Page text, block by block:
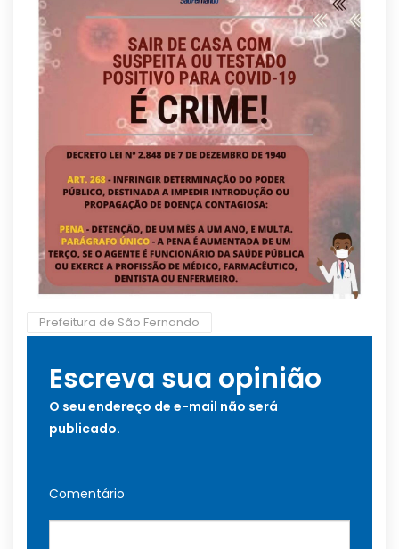
Prefeitura de São Fernando
Escreva sua opinião
O seu endereço de e-mail não será
publicado.
Comentário